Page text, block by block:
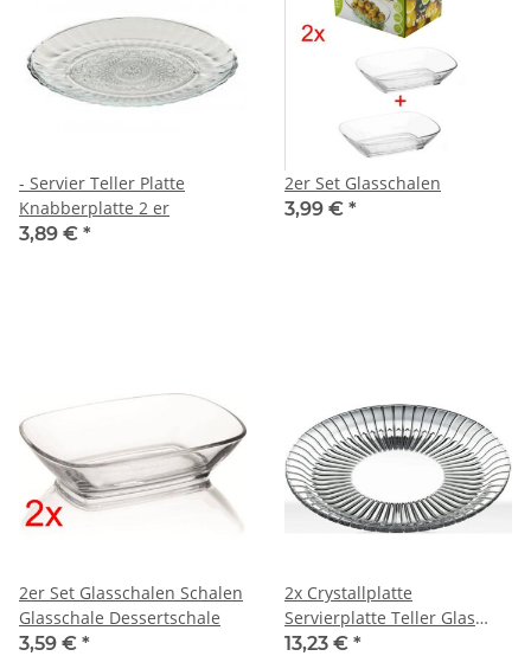
- Servier Teller Platte
Knabberplatte 2 er
3,89 € *
2er Set Glasschalen
3,99 € *
2er Set Glasschalen Schalen
Glasschale Dessertschale
3,59 € *
2x Crystallplatte
Servierplatte Teller Glas
Platte Schale Crystallschale
13,23 € *